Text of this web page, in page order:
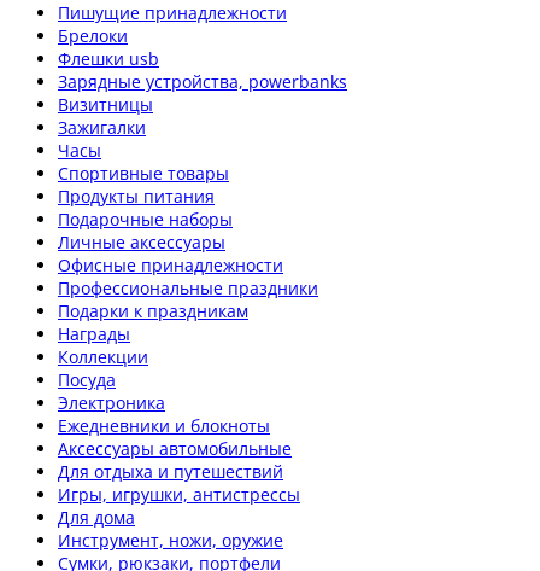
Пишущие принадлежности
Брелоки
Флешки usb
Зарядные устройства, powerbanks
Визитницы
Зажигалки
Часы
Спортивные товары
Продукты питания
Подарочные наборы
Личные аксессуары
Офисные принадлежности
Профессиональные праздники
Подарки к праздникам
Награды
Коллекции
Посуда
Электроника
Ежедневники и блокноты
Аксессуары автомобильные
Для отдыха и путешествий
Игры, игрушки, антистрессы
Для дома
Инструмент, ножи, оружие
Сумки, рюкзаки, портфели